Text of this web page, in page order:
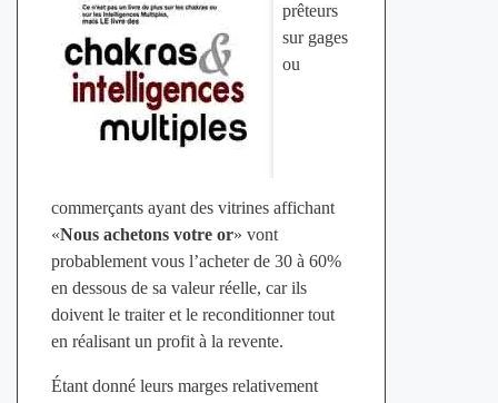
prêteurs
sur gages
ou
commerçants ayant des vitrines affichant
«Nous achetons votre or» vont
probablement vous l’acheter de 30 à 60%
en dessous de sa valeur réelle, car ils
doivent le traiter et le reconditionner tout
en réalisant un profit à la revente.
Étant donné leurs marges relativement